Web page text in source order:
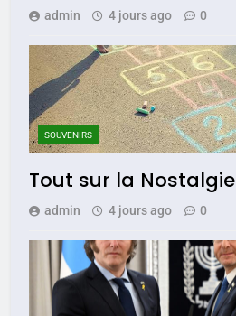
admin 4 jours ago 0
SOUVENIRS
Tout sur la Nostalgie
admin 4 jours ago 0